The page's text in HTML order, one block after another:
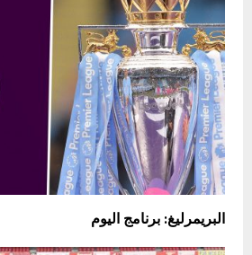
البريمرليغ: برنامج اليوم